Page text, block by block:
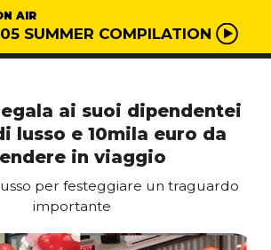
AIR
SUMMER COMPILATION
ai suoi dipendentei
lusso e 10mila euro da
in viaggio
per festeggiare un traguardo
importante